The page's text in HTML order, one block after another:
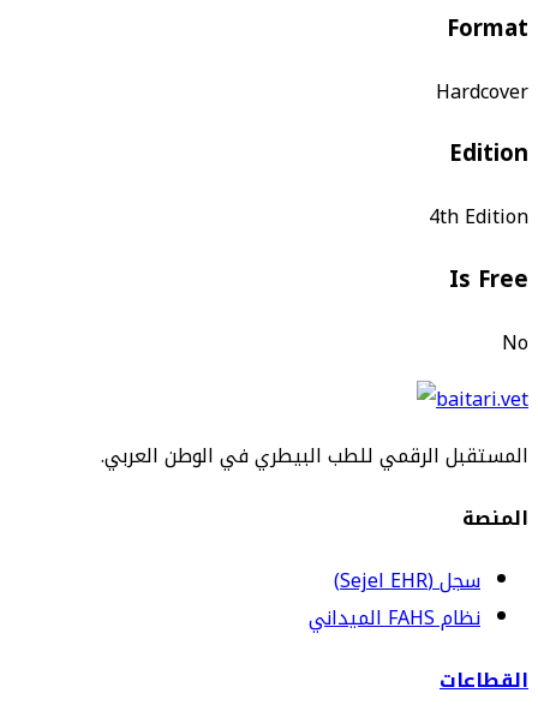
Format
Hardcover
Edition
4th Edition
Is Free
No
المستقبل الرقمي للطب البيطري في الوطن العربي.
المنصة
سجل (Sejel EHR)
نظام FAHS الميداني
القطاعات